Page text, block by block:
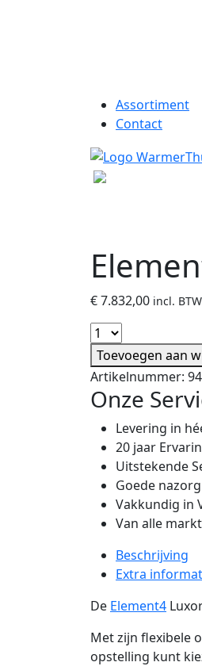
Assortiment
Contact
€7.832,00 incl. BTW
Toevoegen aan
Artikelnummer:
Onze
Levering in
20 jaar
Uitstekende
Goede nazorg
Vakkundig in
Van alle
Beschrijving
Extra
De Element4
Met zijn flexibele
opstelling kunt